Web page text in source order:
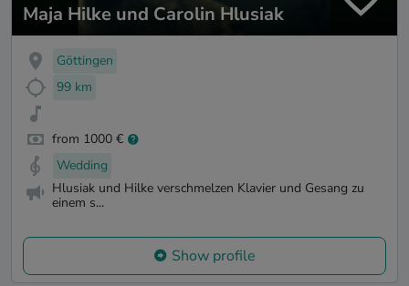
Maja Hilke und Carolin Hlusiak
Göttingen
99 km
from 1000 €
Wedding
Hlusiak und Hilke verschmelzen Klavier und Gesang zu
einem s...
Show profile